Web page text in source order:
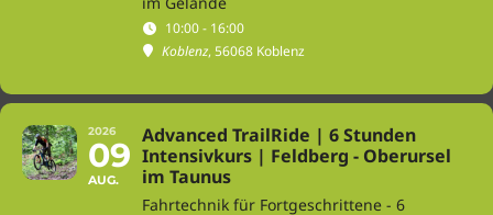
10:00 - 16:00
Koblenz, 56068 Koblenz
2026
09
AUG.
Advanced TrailRide | 6 Stunden
Intensivkurs | Feldberg - Oberursel
im Taunus
Fahrtechnik für Fortgeschrittene - 6